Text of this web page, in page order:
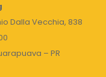
Dalla Vecchia, 838
– PR